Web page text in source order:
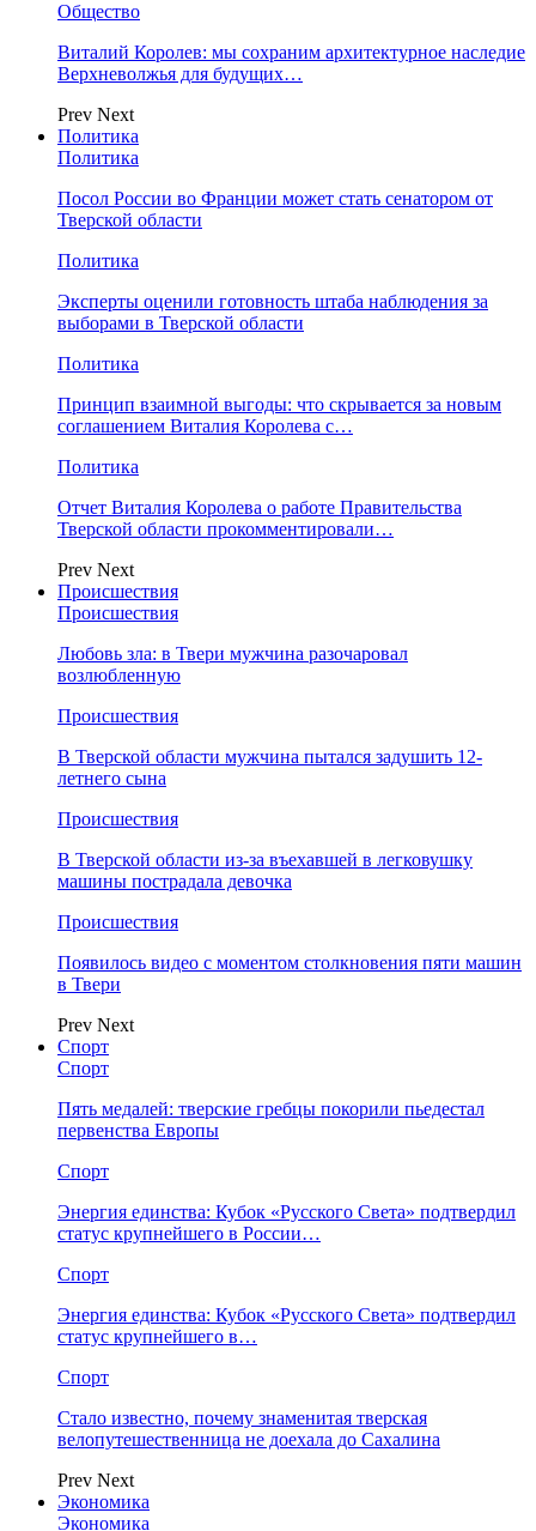
Общество
Виталий Королев: мы сохраним архитектурное наследие
Верхневолжья для будущих…
Prev Next
Политика
Политика
Посол России во Франции может стать сенатором от
Тверской области
Политика
Эксперты оценили готовность штаба наблюдения за
выборами в Тверской области
Политика
Принцип взаимной выгоды: что скрывается за новым
соглашением Виталия Королева с…
Политика
Отчет Виталия Королева о работе Правительства
Тверской области прокомментировали…
Prev Next
Происшествия
Происшествия
Любовь зла: в Твери мужчина разочаровал
возлюбленную
Происшествия
В Тверской области мужчина пытался задушить 12-
летнего сына
Происшествия
В Тверской области из-за въехавшей в легковушку
машины пострадала девочка
Происшествия
Появилось видео с моментом столкновения пяти машин
в Твери
Prev Next
Спорт
Спорт
Пять медалей: тверские гребцы покорили пьедестал
первенства Европы
Спорт
Энергия единства: Кубок «Русского Света» подтвердил
статус крупнейшего в России…
Спорт
Энергия единства: Кубок «Русского Света» подтвердил
статус крупнейшего в…
Спорт
Стало известно, почему знаменитая тверская
велопутешественница не доехала до Сахалина
Prev Next
Экономика
Экономика